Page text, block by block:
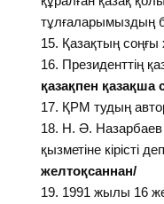
тұлғаларымыздың
Қазақтың соңғы
Президенттің
қазақпен қазақша
ҚРМ тудың
Н. Ә. Назарбаев
қызметіне кірісті
желтоқсаннан/
1991 жылы 16